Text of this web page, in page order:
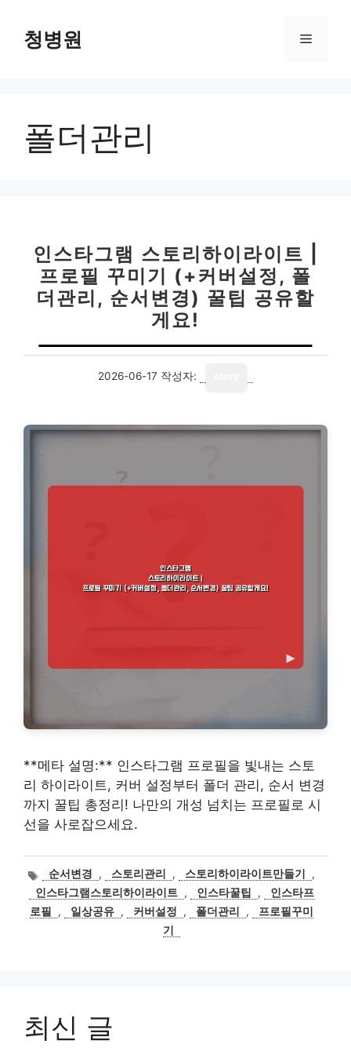
청병원 메
폴더관리
인스타그램 스토리하이라이트 |
프로필 꾸미기 (+커버설정, 폴
더관리, 순서변경) 꿀팁 공유할
게요!
2026-06-17 작성자:
**메타 설명:** 인스타그램 프로필을 빛내는 스토
리 하이라이트, 커버 설정부터 폴더 관리, 순서 변경
까지 꿀팁 총정리! 나만의 개성 넘치는 프로필로 시
선을 사로잡으세요.
태
그
순서변경 , 스토리관리 , 스토리하이라이트만들기
,
인스타그램스토리하이라이트 , 인스타꿀팁 ,
인스타프
로필
, 일상공유 , 커버설정 , 폴더관리 ,
프로필꾸미
기
최신 글